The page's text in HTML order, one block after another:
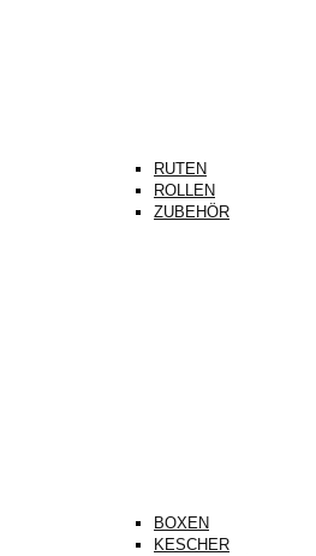
RUTEN
ROLLEN
ZUBEHÖR
BOXEN
KESCHER